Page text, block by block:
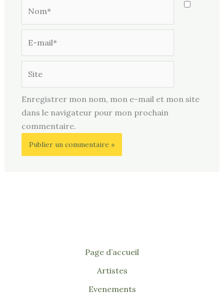
Enregistrer mon nom, mon e-mail et mon site
dans le navigateur pour mon prochain
commentaire.
Page d’accueil
Artistes
Evenements